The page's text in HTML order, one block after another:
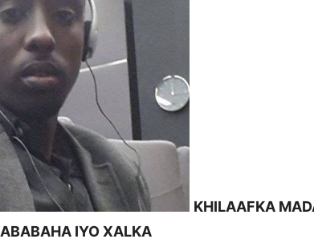
KHILAAFKA
IYO XALKA